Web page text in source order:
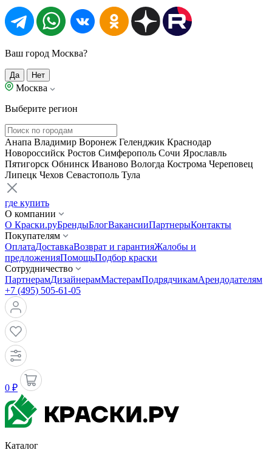
Ваш город Москва?
Да Нет
Москва
Выберите регион
Анапа Владимир Воронеж Геленджик Краснодар
Новороссийск Ростов Симферополь Сочи Ярославль
Пятигорск Обнинск Иваново Вологда Кострома Череповец
Липецк Чехов Севастополь Тула
где купить
О компании
О Краски.руБрендыБлогВакансииПартнерыКонтакты
Покупателям
ОплатаДоставкаВозврат и гарантияЖалобы и
предложенияПомощьПодбор краски
Сотрудничество
ПартнерамДизайнерамМастерамПодрядчикамАрендодателям
+7 (495) 505-61-05
0 ₽
Каталог